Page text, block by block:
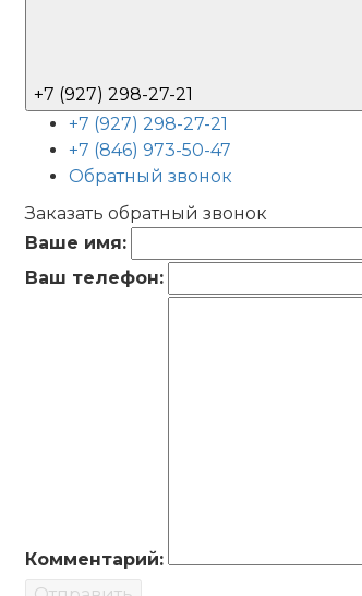
+7 (927) 298-27-21
+7 (927) 298-27-21
+7 (846) 973-50-47
Обратный звонок
Заказать обратный звонок
Ваше имя:
Ваш телефон:
Комментарий: